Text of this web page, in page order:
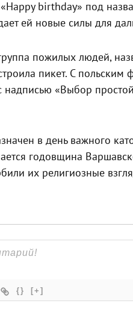
birthday» под
ей новые силы для
пожилых людей,
пикет. С польским
«Выбор
в день важного
годовщина
их религиозные
{} [+]